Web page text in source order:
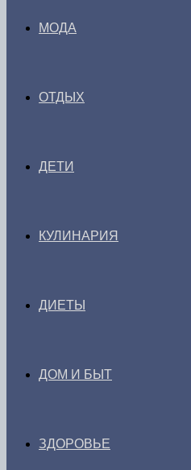
МОДА
ОТДЫХ
ДЕТИ
КУЛИНАРИЯ
ДИЕТЫ
ДОМ И БЫТ
ЗДОРОВЬЕ